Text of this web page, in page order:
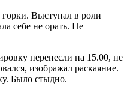
Выступал в роли
себе не орать. Не
перенесли на 15.00, не
изображал раскаяние.
Было стыдно.